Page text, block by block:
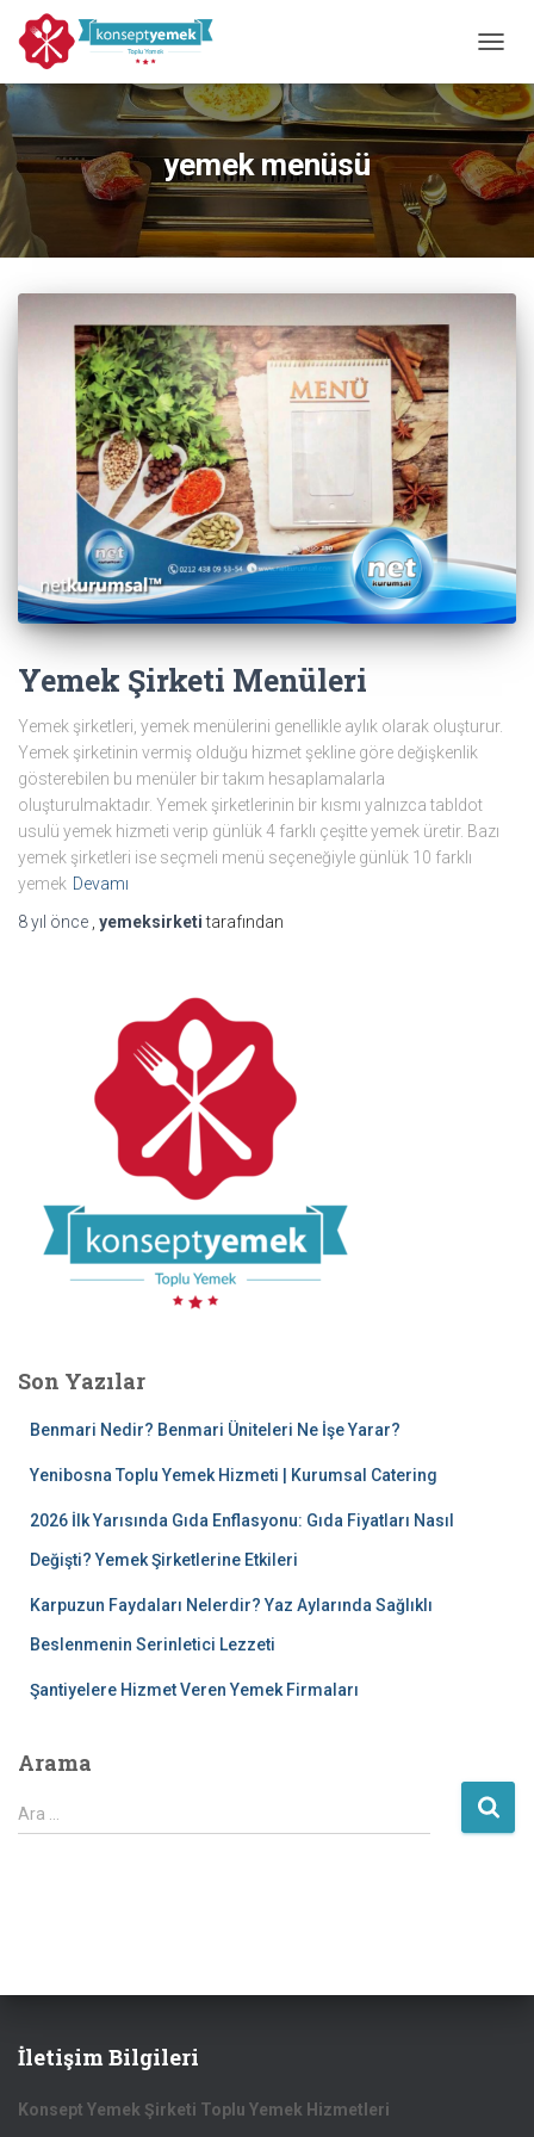
yemek menüsü
Yemek Şirketi Menüleri
Yemek şirketleri, yemek menülerini genellikle aylık olarak oluşturur.
Yemek şirketinin vermiş olduğu hizmet şekline göre değişkenlik
gösterebilen bu menüler bir takım hesaplamalarla
oluşturulmaktadır. Yemek şirketlerinin bir kısmı yalnızca tabldot
usulü yemek hizmeti verip günlük 4 farklı çeşitte yemek üretir. Bazı
yemek şirketleri ise seçmeli menü seçeneğiyle günlük 10 farklı
yemek Devamı
8 yıl önce yemeksirketitarafından
Son Yazılar
Benmari Nedir? Benmari Üniteleri Ne İşe Yarar?
Yenibosna Toplu Yemek Hizmeti | Kurumsal Catering
2026 İlk Yarısında Gıda Enflasyonu: Gıda Fiyatları Nasıl
Değişti? Yemek Şirketlerine Etkileri
Karpuzun Faydaları Nelerdir? Yaz Aylarında Sağlıklı
Beslenmenin Serinletici Lezzeti
Şantiyelere Hizmet Veren Yemek Firmaları
Arama
A
r
Ara …
İletişim Bilgileri
Konsept Yemek Şirketi Toplu Yemek Hizmetleri